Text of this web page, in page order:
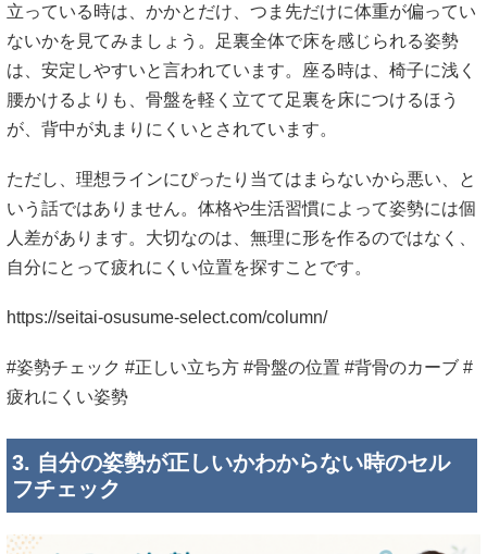
立っている時は、かかとだけ、つま先だけに体重が偏ってい
ないかを見てみましょう。足裏全体で床を感じられる姿勢
は、安定しやすいと言われています。座る時は、椅子に浅く
腰かけるよりも、骨盤を軽く立てて足裏を床につけるほう
が、背中が丸まりにくいとされています。
ただし、理想ラインにぴったり当てはまらないから悪い、と
いう話ではありません。体格や生活習慣によって姿勢には個
人差があります。大切なのは、無理に形を作るのではなく、
自分にとって疲れにくい位置を探すことです。
https://seitai-osusume-select.com/column/
#姿勢チェック #正しい立ち方 #骨盤の位置 #背骨のカーブ #
疲れにくい姿勢
3. 自分の姿勢が正しいかわからない時のセル
フチェック